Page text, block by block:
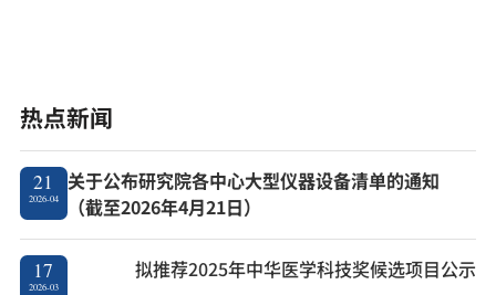
热点新闻
21
2026-04
关于公布研究院各中心大型仪器设备清单的通知
（截至2026年4月21日）
17
2026-03
拟推荐2025年中华医学科技奖候选项目公示